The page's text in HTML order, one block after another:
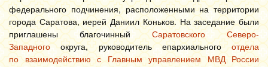
федерального подчинения, расположенными на территории
города Саратова, иерей Даниил Коньков. На заседание были
приглашены благочинный Саратовского Северо-
Западногоокруга, руководитель епархиального отдела
по взаимодействию с Главным управлением МВД России